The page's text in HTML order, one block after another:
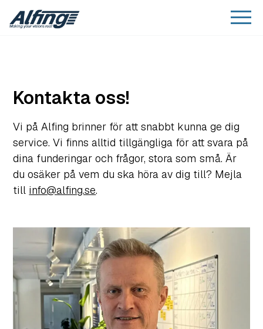
Kontakta oss!
Vi på Alfing brinner för att snabbt kunna ge dig
service. Vi finns alltid tillgängliga för att svara på
dina funderingar och frågor, stora som små. Är
du osäker på vem du ska höra av dig till? Mejla
till info@alfing.se.